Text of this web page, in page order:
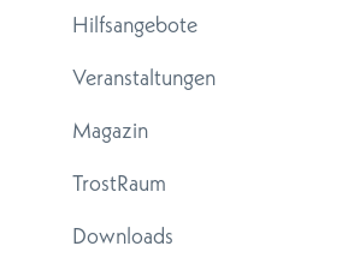
Hilfsangebote
Veranstaltungen
Magazin
TrostRaum
Downloads